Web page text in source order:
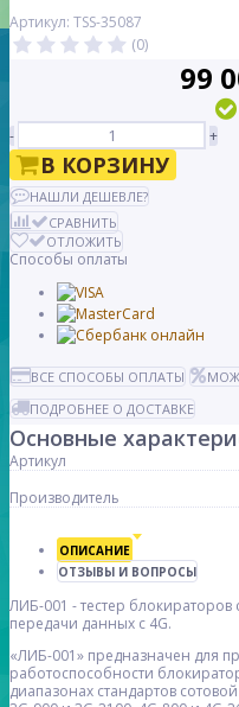
Артикул: TSS-35087
(0)
99
-
+
В КОРЗИНУ
НАШЛИ ДЕШЕВЛЕ?
СРАВНИТЬ
ОТЛОЖИТЬ
Способы оплаты
ВСЕ СПОСОБЫ ОПЛАТЫ
ПОДРОБНЕЕ О ДОСТАВКЕ
Основные
Артикул
Производитель
ОПИСАНИЕ
ОТЗЫВЫ И ВОПРОСЫ
ЛИБ-001 - тестер
передачи данных с 4G.
«ЛИБ-001» предназначен для
работоспособности
диапазонах стандартов